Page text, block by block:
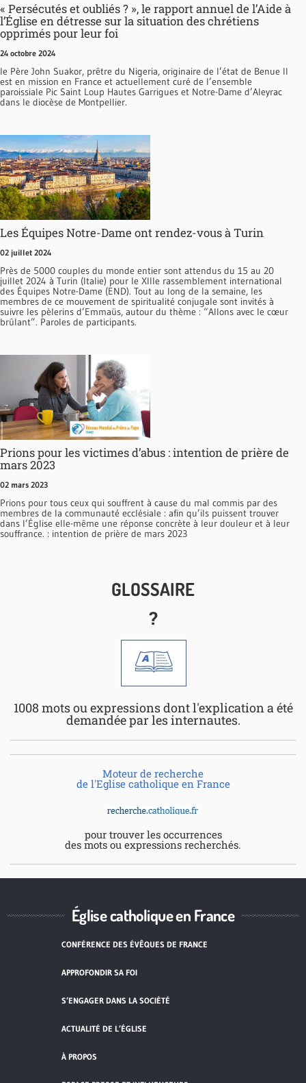
« Persécutés et oubliés ? », le rapport annuel de l’Aide à
l’Église en détresse sur la situation des chrétiens
opprimés pour leur foi
24 octobre 2024
le Père John Suakor, prêtre du Nigeria, originaire de l’état de Benue Il
est en mission en France et actuellement curé de l’ensemble
paroissiale Pic Saint Loup Hautes Garrigues et Notre-Dame d’Aleyrac
dans le diocèse de Montpellier.
Les Équipes Notre-Dame ont rendez-vous à Turin
02 juillet 2024
Près de 5000 couples du monde entier sont attendus du 15 au 20
juillet 2024 à Turin (Italie) pour le XIIIe rassemblement international
des Équipes Notre-Dame (END). Tout au long de la semaine, les
membres de ce mouvement de spiritualité conjugale sont invités à
suivre les pèlerins d’Emmaüs, autour du thème : “Allons avec le cœur
brûlant”. Paroles de participants.
Prions pour les victimes d’abus : intention de prière de
mars 2023
02 mars 2023
Prions pour tous ceux qui souffrent à cause du mal commis par des
membres de la communauté ecclésiale : afin qu’ils puissent trouver
dans l’Église elle-même une réponse concrète à leur douleur et à leur
souffrance. : intention de prière de mars 2023
GLOSSAIRE
?
1008 mots ou expressions dont l'explication a été
demandée par les internautes.
Moteur de recherche
de l'Eglise catholique en France
pour trouver les occurrences
des mots ou expressions recherchés.
Église catholique en France
CONFÉRENCE DES ÉVÊQUES DE FRANCE
APPROFONDIR SA FOI
S’ENGAGER DANS LA SOCIÉTÉ
ACTUALITÉ DE L’ÉGLISE
À PROPOS